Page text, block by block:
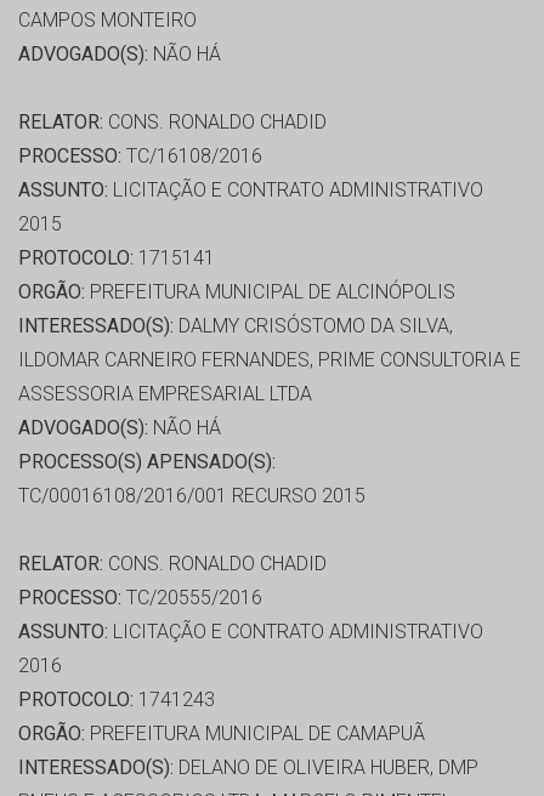
CAMPOS MONTEIRO
ADVOGADO(S): NÃO HÁ
RELATOR: CONS. RONALDO CHADID
PROCESSO: TC/16108/2016
ASSUNTO: LICITAÇÃO E CONTRATO ADMINISTRATIVO
2015
PROTOCOLO: 1715141
ORGÃO: PREFEITURA MUNICIPAL DE ALCINÓPOLIS
INTERESSADO(S): DALMY CRISÓSTOMO DA SILVA,
ILDOMAR CARNEIRO FERNANDES, PRIME CONSULTORIA E
ASSESSORIA EMPRESARIAL LTDA
ADVOGADO(S): NÃO HÁ
PROCESSO(S) APENSADO(S):
TC/00016108/2016/001 RECURSO 2015
RELATOR: CONS. RONALDO CHADID
PROCESSO: TC/20555/2016
ASSUNTO: LICITAÇÃO E CONTRATO ADMINISTRATIVO
2016
PROTOCOLO: 1741243
ORGÃO: PREFEITURA MUNICIPAL DE CAMAPUÃ
INTERESSADO(S): DELANO DE OLIVEIRA HUBER, DMP